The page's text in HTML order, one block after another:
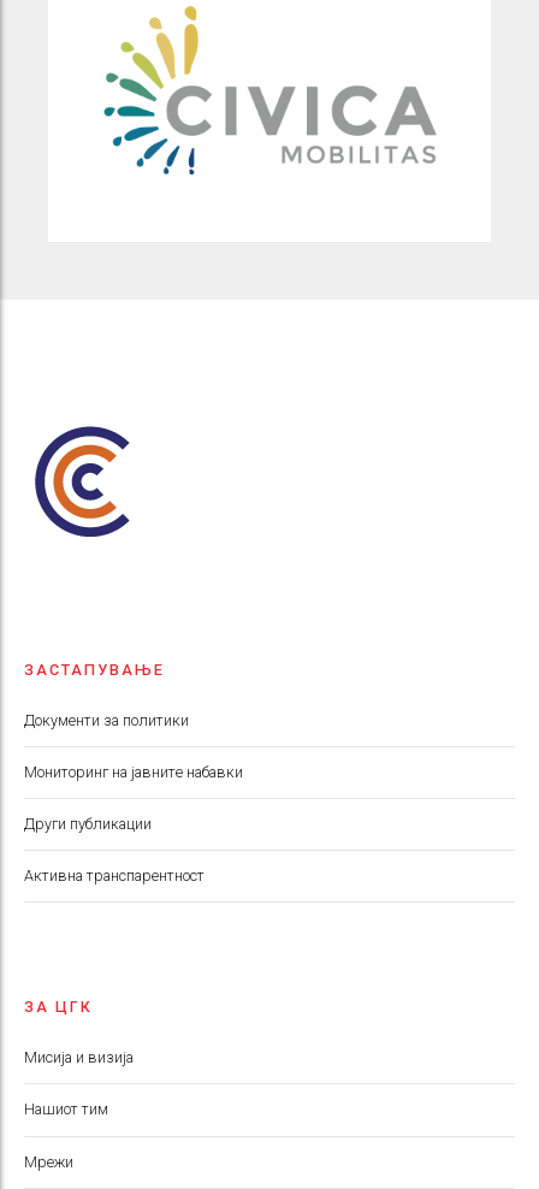
ЗАСТАПУВАЊЕ
Документи за политики
Мониторинг на јавните набавки
Други публикации
Aктивна транспарентност
ЗА ЦГК
Мисија и визија
Нашиот тим
Мрежи